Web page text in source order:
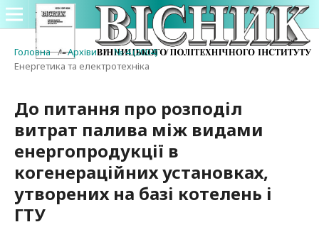
Головна / Архіви / № 4 (2004) /
Енергетика та електротехніка
До питання про розподіл
витрат палива між видами
енергопродукції в
когенераційних установках,
утворених на базі котелень і
ГТУ